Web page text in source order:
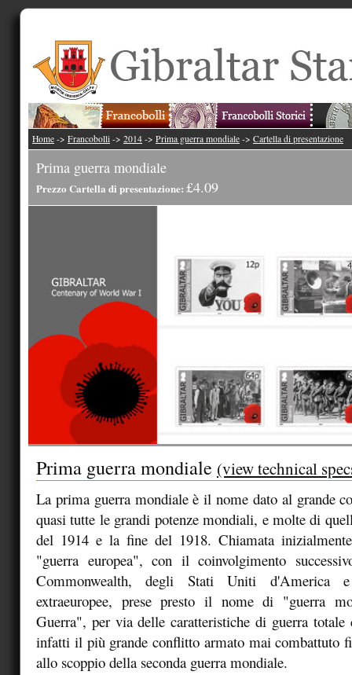
Home -> Francobolli -> 2014 -> Prima guerra mondiale -> Cartella di presentazione
Prima guerra mondiale
Prezzo Cartella di presentazione: £4.09
Prima guerra mondiale (view technical
La prima guerra mondiale è il nome dato al grande
quasi tutte le grandi potenze mondiali, e molte di
del 1914 e la fine del 1918. Chiamata
"guerra europea", con il coinvolgimento
Commonwealth, degli Stati Uniti d'America
extraeuropee, prese presto il nome di "guerra
Guerra", per via delle caratteristiche di guerra totale
infatti il più grande conflitto armato mai combattuto
allo scoppio della seconda guerra mondiale.